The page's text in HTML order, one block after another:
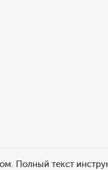
Полный текст